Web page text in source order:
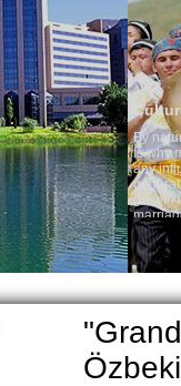
Culture of
By nature Uzbeks
is why migration and
any influence on
general, the level of the
growth is very high. In
marriages is
percentage of divorce
in the world. According
family is regarded as
The usual Uzbek
rather big. On the
5-6 children.